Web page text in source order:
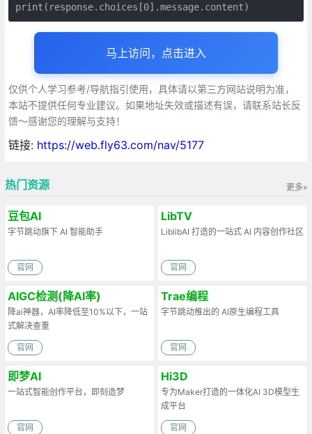
print(response.choices[0].message.content)
马上访问，点击进入
仅供个人学习参考/导航指引使用，具体请以第三方网站说明为准，
本站不提供任何专业建议。如果地址失效或描述有误，请联系站长反
馈～感谢您的理解与支持！
链接: https://web.fly63.com/nav/5177
更多»
热门资源
豆包AI
字节跳动旗下 AI 智能助手
官网
LibTV
LiblibAI 打造的一站式 AI 内容创作社区
官网
AIGC检测(降AI率)
降ai神器，AI率降低至10%以下，一站
式解决查重
官网
Trae编程
字节跳动推出的 AI原生编程工具
官网
即梦AI
一站式智能创作平台，即刻造梦
官网
Hi3D
专为Maker打造的一体化AI 3D模型生
成平台
官网